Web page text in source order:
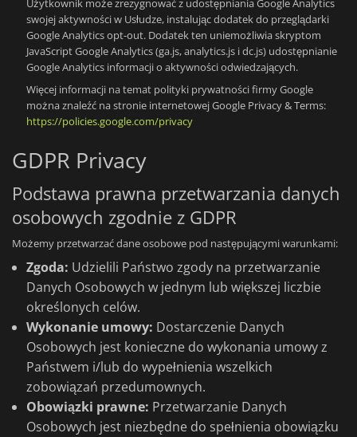
Użytkownik może zrezygnować z udostępniania Google Analytics
swojej aktywności w Usłudze, instalując dodatek do przeglądarki
Google Analytics opt-out. Dodatek ten uniemożliwia skryptom
JavaScript Google Analytics (ga.js, analytics.js i dc.js) udostępnianie
Google Analytics informacji o aktywności odwiedzających.
Więcej informacji na temat polityki prywatności firmy Google
można znaleźć na stronie internetowej Google Privacy & Terms:
https://policies.google.com/privacy
GDPR Privacy
Podstawa prawna przetwarzania danych
osobowych zgodnie z GDPR
Możemy przetwarzać dane osobowe pod następującymi warunkami:
Zgoda: Udzielili Państwo zgody na przetwarzanie
Danych Osobowych w jednym lub większej liczbie
określonych celów.
Wykonanie umowy: Dostarczenie Danych
Osobowych jest konieczne do wykonania umowy z
Państwem i/lub do wypełnienia wszelkich
zobowiązań przedumownych.
Obowiązki prawne: Przetwarzanie Danych
Osobowych jest niezbędne do spełnienia obowiązku